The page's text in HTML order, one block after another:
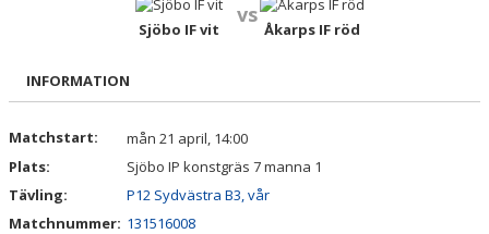
DOKUMENT
Sjöbo IF vit
vs
Åkarps IF röd
INFORMATION
Matchstart:
mån 21 april, 14:00
Plats:
Sjöbo IP konstgräs 7 manna 1
Tävling:
P12 Sydvästra B3, vår
Matchnummer: 131516008